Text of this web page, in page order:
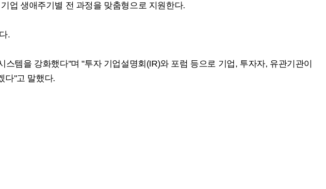
업 생애주기별 전 과정을 맞춤형으로 지원한다.
.
템을 강화했다"며 "투자 기업설명회(IR)와 포럼 등으로 기업, 투자자, 유관기관이
다"고 말했다.